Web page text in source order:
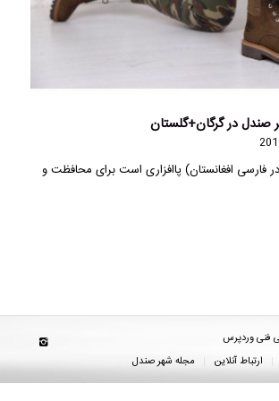
در گرگان+گلستان
فارسی افغانستان) پاافزاری است برای محافظت و
فنی وردپرس
ارتباط آنلاین مجله شهر صندل